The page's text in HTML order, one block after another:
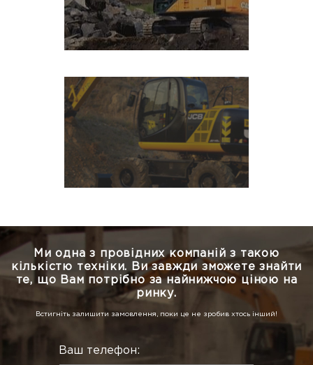
Ми одна з провідних компаній з такою
кількістю техніки.
Ви завжди зможете знайти
те, що Вам потрібно за найнижчою ціною на
ринку.
Встигніть залишити замовлення, поки це не зробив хтось інший!
Ваш телефон: